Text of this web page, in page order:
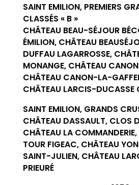
SAINT EMILION, PREMIERS
CLASSÉS « B »
CHÂTEAU BEAU-SÉJOUR
ÉMILION, CHÂTEAU
DUFFAU LAGARROSSE,
MONANGE, CHÂTEAU
CHÂTEAU CANON-LA-
CHÂTEAU LARCIS-DUCASSE
SAINT EMILION, GRANDS
CHÂTEAU DASSAULT, CLOS
CHÂTEAU LA
TOUR FIGEAC, CHÂTEAU
SAINT-JULIEN, CHÂTEAU
PRIEURÉ